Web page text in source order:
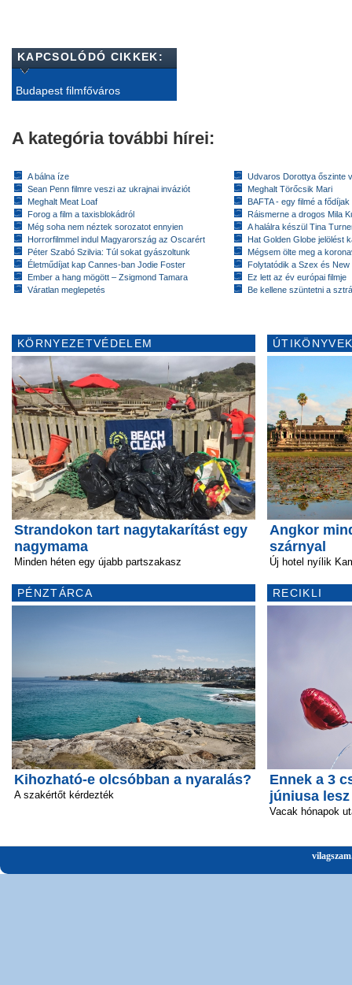
KAPCSOLÓDÓ CIKKEK:
Budapest filmfőváros
A kategória további hírei:
A bálna íze
Sean Penn filmre veszi az ukrajnai inváziót
Meghalt Meat Loaf
Forog a film a taxisblokádról
Még soha nem néztek sorozatot ennyien
Horrorfilmmel indul Magyarország az Oscarért
Péter Szabó Szilvia: Túl sokat gyászoltunk
Életműdíjat kap Cannes-ban Jodie Foster
Ember a hang mögött – Zsigmond Tamara
Váratlan meglepetés
Udvaros Dorottya őszinte
Meghalt Törőcsik Mari
BAFTA - egy filmé a fődíjak
Ráismerne a drogos Mila
A halálra készül Tina
Hat Golden Globe jelölést
Mégsem ölte meg a
Folytatódik a Szex és New
Ez lett az év európai filmje
Be kellene szüntetni a
KÖRNYEZETVÉDELEM
Strandokon tart nagytakarítást egy
nagymama
Minden héten egy újabb partszakasz
PÉNZTÁRCA
Kihozható-e olcsóbban a nyaralás?
A szakértőt kérdezték
Angkor
szárnyal
Új hotel nyílik
RECIKLI
Ennek a 3
júniusa lesz
Vacak hónapok